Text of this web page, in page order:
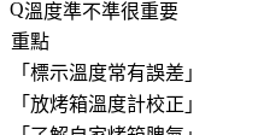
溫度準不準很重要
重點
「 標示溫度常有誤差 」
「 放烤箱溫度計校正 」